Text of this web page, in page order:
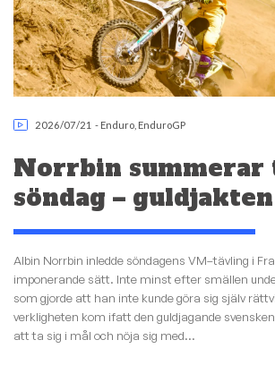
2026/07/21 - Enduro EnduroGP
Norrbin summerar
söndag –
Albin Norrbin inledde söndagens VM–tävling i
imponerande sätt. Inte minst efter smällen
som gjorde att han inte kunde göra sig själv
verkligheten kom ifatt den guldjagande
att ta sig i mål och nöja sig med...